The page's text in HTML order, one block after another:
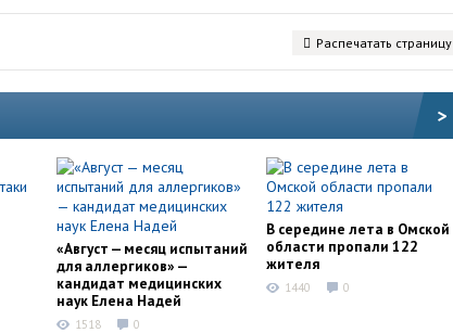
Распечатать страницу
>
«Август — месяц испытаний
для аллергиков» —
кандидат медицинских
наук Елена Надей
1518 0
В середине лета в Омской
области пропали 122
жителя
1440 0